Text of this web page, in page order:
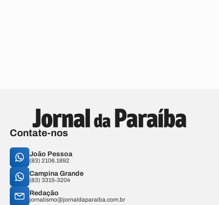
Contate-nos
João Pessoa
(83) 2106.1892
Campina Grande
(83) 3315-3204
Redação
jornalismo@jornaldaparaiba.com.br